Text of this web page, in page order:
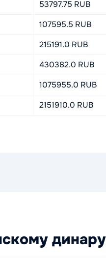
53797.75 RUB
107595.5 RUB
215191.0 RUB
430382.0 RUB
1075955.0 RUB
2151910.0 RUB
динару